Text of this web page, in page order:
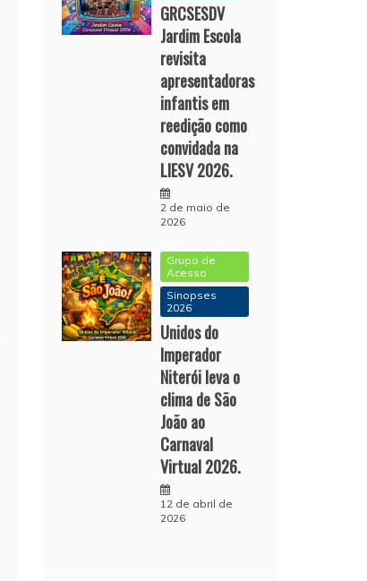
GRCSESDV
Jardim Escola
revisita
apresentadoras
infantis em
reedição como
convidada na
LIESV 2026.
2 de maio de
2026
Grupo de
Acesso
Sinopses
2026
Unidos do
Imperador
Niterói leva o
clima de São
João ao
Carnaval
Virtual 2026.
12 de abril de
2026